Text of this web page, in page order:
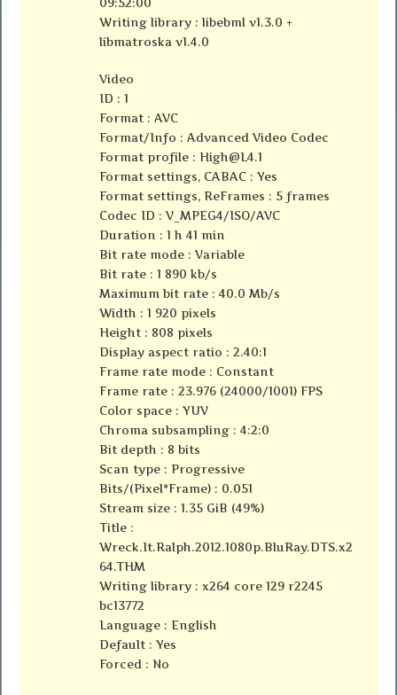
Writing library : libebml v1.3.0 +
libmatroska v1.4.0
Video
ID : 1
Format : AVC
Format/Info : Advanced Video Codec
Format profile :High@L4.1
Format settings, CABAC : Yes
Format settings, ReFrames : 5 frames
Codec ID : V_MPEG4/ISO/AVC
Duration : 1 h 41 min
Bit rate mode : Variable
Bit rate : 1 890 kb/s
Maximum bit rate : 40.0 Mb/s
Width : 1 920 pixels
Height : 808 pixels
Display aspect ratio : 2.40:1
Frame rate mode : Constant
Frame rate : 23.976 (24000/1001) FPS
Color space : YUV
Chroma subsampling : 4:2:0
Bit depth : 8 bits
Scan type : Progressive
Bits/(Pixel*Frame) : 0.051
Stream size : 1.35 GiB (49%)
Title :
Wreck.It.Ralph.2012.1080p.BluRay.DTS.x2
64.THM
Writing library : x264 core 129 r2245
bc13772
Language : English
Default : Yes
Forced : No